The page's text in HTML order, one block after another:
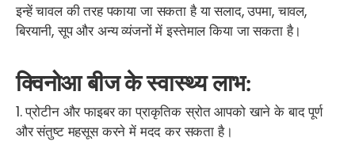
इन्हें चावल की तरह पकाया जा सकता है या सलाद, उपमा, चावल,
बिरयानी, सूप और अन्य व्यंजनों में इस्तेमाल किया जा सकता है।
क्विनोआ बीज के स्वास्थ्य लाभ:
1. प्रोटीन और फाइबर का प्राकृतिक स्रोत आपको खाने के बाद पूर्ण
और संतुष्ट महसूस करने में मदद कर सकता है।